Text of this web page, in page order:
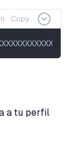
Copy
a tu perfil